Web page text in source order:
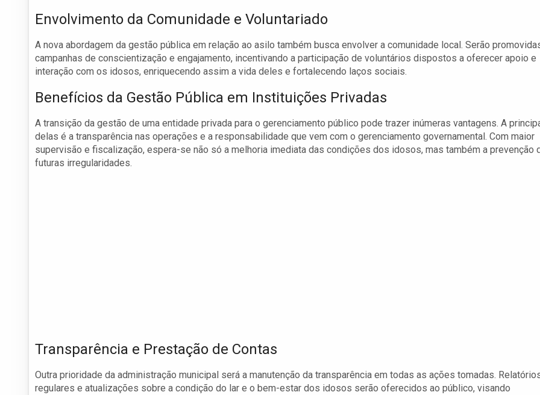
Envolvimento da Comunidade e Voluntariado
A nova abordagem da gestão pública em relação ao asilo também busca envolver a comunidade local. Serão
campanhas de conscientização e engajamento, incentivando a participação de voluntários dispostos a oferecer apoio e
interação com os idosos, enriquecendo assim a vida deles e fortalecendo laços sociais.
Benefícios da Gestão Pública em Instituições Privadas
A transição da gestão de uma entidade privada para o gerenciamento público pode trazer inúmeras vantagens. A
delas é a transparência nas operações e a responsabilidade que vem com o gerenciamento governamental. Com maior
supervisão e fiscalização, espera-se não só a melhoria imediata das condições dos idosos, mas também a prevenção
futuras irregularidades.
Transparência e Prestação de Contas
Outra prioridade da administração municipal será a manutenção da transparência em todas as ações tomadas.
regulares e atualizações sobre a condição do lar e o bem-estar dos idosos serão oferecidos ao público, visando